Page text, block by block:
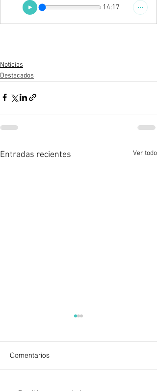
14:17
Noticias
Destacados
Entradas recientes Ver todo
Comentarios